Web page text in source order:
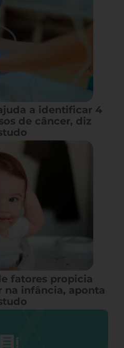
a identificar 4
de câncer, diz
fatores propicia
na infância, aponta